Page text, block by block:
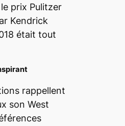
prix Pulitzer
Kendrick
était tout
rappellent
son West